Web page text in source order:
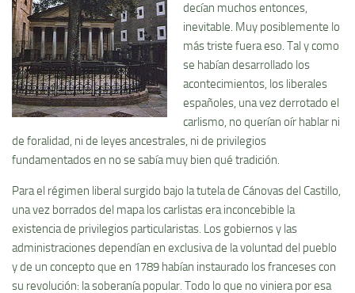
decí­an muchos entonces,
inevitable. Muy posiblemente lo
más triste fuera eso. Tal y como
se habí­an desarrollado los
acontecimientos, los liberales
españoles, una vez derrotado el
carlismo, no querí­an oí­r hablar ni
de foralidad, ni de leyes ancestrales, ni de privilegios
fundamentados en no se sabí­a muy bien qué tradición.
Para el régimen liberal surgido bajo la tutela de Cánovas del Castillo,
una vez borrados del mapa los carlistas era inconcebible la
existencia de privilegios particularistas. Los gobiernos y las
administraciones dependí­an en exclusiva de la voluntad del pueblo
y de un concepto que en 1789 habí­an instaurado los franceses con
su revolución: la soberaní­a popular. Todo lo que no viniera por esa